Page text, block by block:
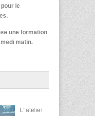
le
une formation
matin.
L' atelier